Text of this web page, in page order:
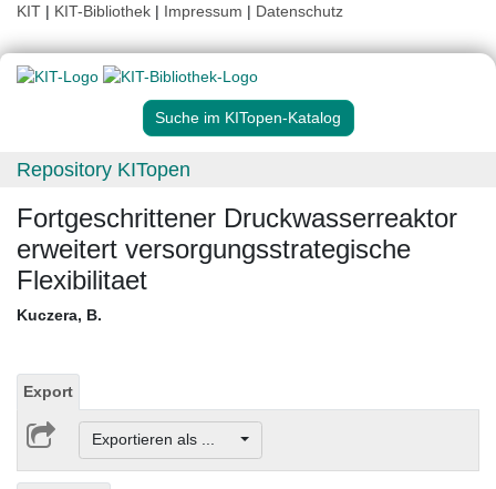
KIT | KIT-Bibliothek | Impressum | Datenschutz
Suche im KITopen-Katalog
Repository KITopen
Fortgeschrittener Druckwasserreaktor
erweitert versorgungsstrategische
Flexibilitaet
Kuczera, B.
Export
Exportieren als ...